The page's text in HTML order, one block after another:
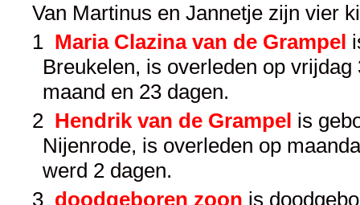
Van Martinus en Jannetje zijn vier
1 Maria Clazina van de Grampel
Breukelen, is overleden op
maand en 23 dagen.
2 Hendrik van de Grampel is
Nijenrode, is overleden op
werd 2 dagen.
3 doodgeboren zoon is